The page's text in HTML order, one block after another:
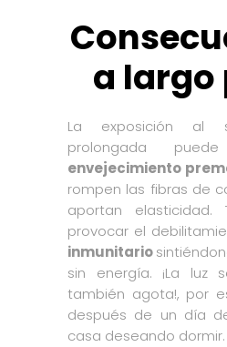
a largo
La exposición al
prolongada
envejecimiento
rompen las fibras de
aportan elasticidad.
provocar el
inmunitario
sin energía. ¡La luz
también agota!, por
después de un día
casa deseando dormir.